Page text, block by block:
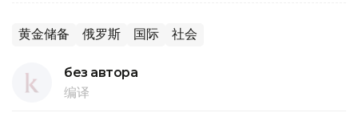
黄金储备 俄罗斯 国际 社会
без автора
编译